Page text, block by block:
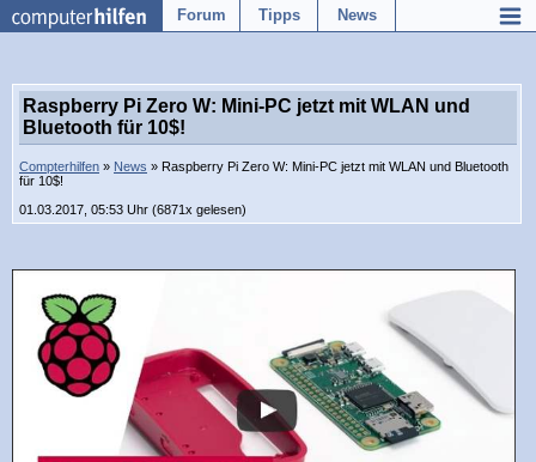
Forum Tipps News
Raspberry Pi Zero W: Mini-PC jetzt mit WLAN und
Bluetooth für 10$!
Compterhilfen » News » Raspberry Pi Zero W: Mini-PC jetzt mit WLAN und Bluetooth
für 10$!
01.03.2017, 05:53 Uhr (6871x gelesen)